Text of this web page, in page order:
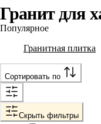
Гранит для
Популярное
Гранитная плитка
Сортировать по
Скрыть фильтры